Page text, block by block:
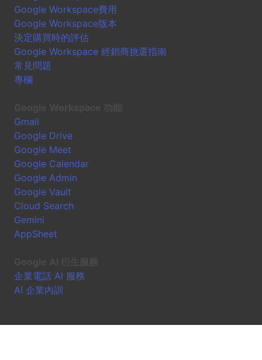
Google Workspace費用
Google Workspace版本
決定購買時的評估
Google Workspace 經銷商挑選指南
常見問題
專欄
Gmail
Google Drive
Google Meet
Google Calendar
Google Admin
Google Vault
Cloud Search
Gemini
AppSheet
企業電話 AI 服務
AI 企業內訓